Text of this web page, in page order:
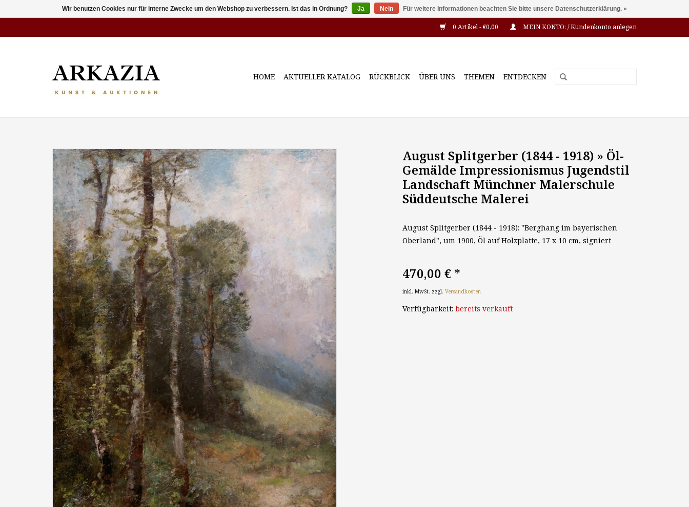
0 Artikel - €0,00 MEIN KONTO: / Kundenkonto anlegen
HOME AKTUELLER KATALOG RÜCKBLICK ÜBER UNS THEMEN ENTDECKEN
August Splitgerber (1844 - 1918) » Öl-
Gemälde Impressionismus Jugendstil
Landschaft Münchner Malerschule
Süddeutsche Malerei
August Splitgerber (1844 - 1918): "Berghang im bayerischen
Oberland", um 1900, Öl auf Holzplatte, 17 x 10 cm, signiert
470,00 € *
inkl. MwSt. zzgl. Versandkosten
Verfügbarkeit: bereits verkauft
Wir benutzen Cookies nur für interne Zwecke um den Webshop zu verbessern. Ist das in Ordnung? Ja Nein Für weitere Informationen beachten Sie bitte unsere Datenschutzerklärung. »